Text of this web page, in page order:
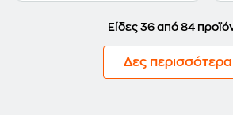
Είδες 36 από 84
Δες περισσότερα